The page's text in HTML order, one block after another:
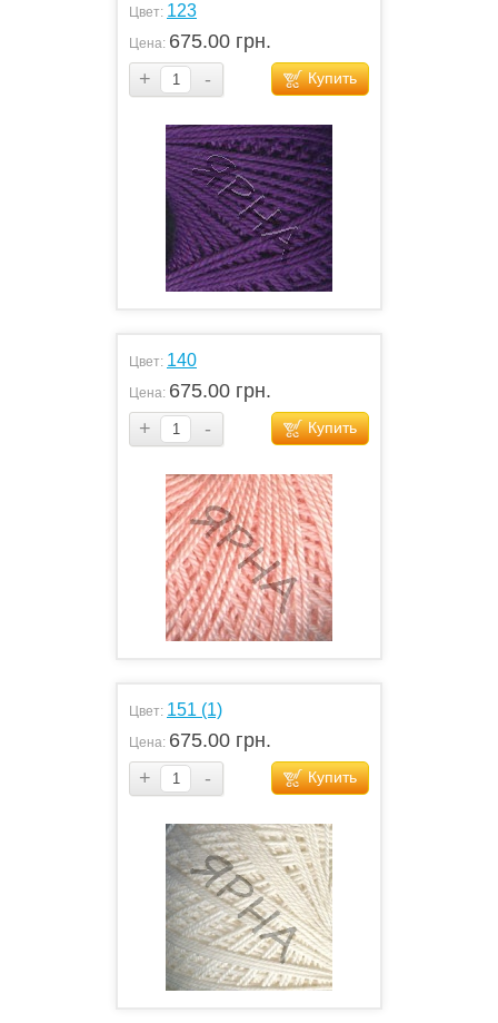
Цвет: 123
Цена: 675.00 грн.
+
- Купить
Цвет: 140
Цена: 675.00 грн.
+
- Купить
Цвет: 151 (1)
Цена: 675.00 грн.
+
- Купить